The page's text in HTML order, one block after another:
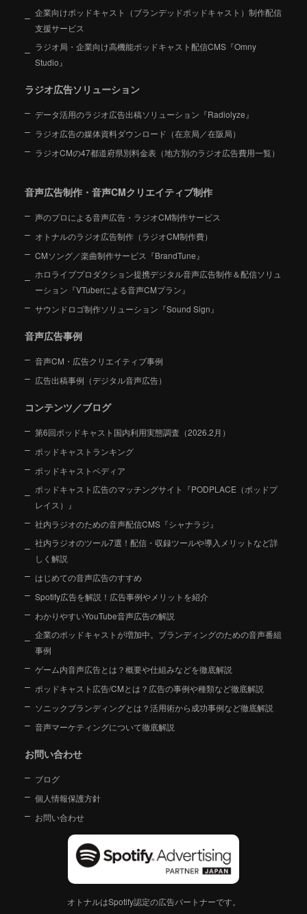
企業向けポッドキャスト（ブランデッドポッドキャスト）制作配信
支援サービス
ラジオ局・企業向け高機能ポッドキャスト配信CMS『Omny
Studio』
ラジオ広告ソリューション
データ活用のラジオ広告出稿ソリューション『Radiolyze』
ラジオ広告の媒体資料ダウンロード（在京局／在阪局）
ラジオCMの47都道府県別料金表（地方別のラジオ広告費用一覧）
音声広告制作・音声CMクリエイティブ制作
声のプロによる音声広告・ラジオCM制作サービス
オトナルのラジオ広告制作（ラジオCM制作費）
CMソング／楽曲制作サービス『BrandTune』
ホロライブプロダクション提携デジタル音声広告制作＆配信ソリュ
ーション 『VTuberによる音声CMプラン』
サウンドロゴ制作ソリューション『Sound Sign』
音声広告事例
音声CM・広告クリエイティブ事例
広告出稿事例（デジタル音声広告）
コンテンツ／ブログ
第6回ポッドキャスト国内利用実態調査（2026.2月）
ポッドキャストランキング
ポッドキャストペディア
ポッドキャスト広告のマッチングサイト『PODPLACE（ポッドプ
レイス）』
社内ラジオのための音声配信CMS『シャナラジ』
社内ラジオのツール7選！配信・収録ツールや導入メリットなど詳
しく解説
はじめての音声広告のすすめ
Spotify広告を解説！広告事例やメリットを紹介
わかりやすいYouTube音声広告の解説
企業のポッドキャストが増加中。ブランディングのための音声番組
事例
ゲーム内音声広告とは？概要や仕組みなどを徹底解説
ポッドキャスト広告/CMとは？広告の事例や種類など徹底解説
ソニックブランディングとは？活用術から成功事例など徹底解説
音声マーケティングについて徹底解説
お問い合わせ
ブログ
個人情報保護方針
お問い合わせ
オトナルはSpotify認定の広告パートナーです。